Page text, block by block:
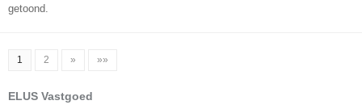
getoond.
1 2 » »»
ELUS Vastgoed